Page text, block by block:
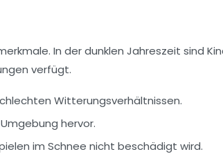
In der dunklen Jahreszeit sind
verfügt.
Witterungsverhältnissen.
hervor.
im Schnee nicht beschädigt wird.